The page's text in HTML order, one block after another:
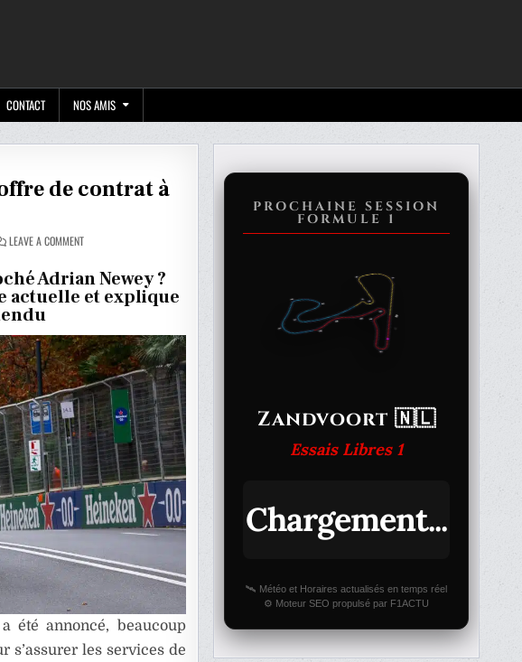
CONTACT NOS AMIS
de contrat à
LEAVE A COMMENTON
N’A
PAS
FAIT
D’OFFRE
À
NEWEY
Adrian Newey ?
actuelle et explique
été annoncé, beaucoup
s’assurer les services de
PROCHAINE SESSION
FORMULE 1
Zandvoort 🇳🇱
Essais Libres 1
Chargement...
🛰️ Météo et Horaires actualisés en temps réel
⚙️ Moteur SEO propulsé par F1ACTU